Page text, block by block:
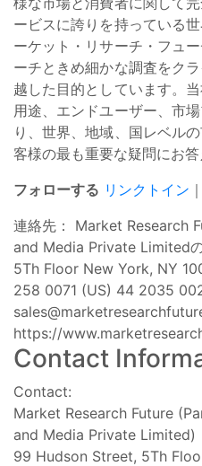
ービスに誇りを持っている
ーケット・リサーチ・フュ
ーチときめ細かな調査をク
越した目的としています。
用途、エンドユーザー、市
り、世界、地域、国レベル
客様の最も重要な疑問にお答
フォローする リンクトイン ｜
連絡先： Market Research
and Media Private Limited
5Th Floor New York, NY
258 0071 (US) 44 2035
https://
Contact
Contact:
Market Research Future
and Media Private Limited)
99 Hudson Street, 5Th